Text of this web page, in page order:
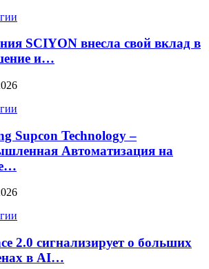
SCIYON внесла свой вклад в
и…
Supcon Technology –
Автоматизация на
2.0 сигнализирует о больших
в AI…